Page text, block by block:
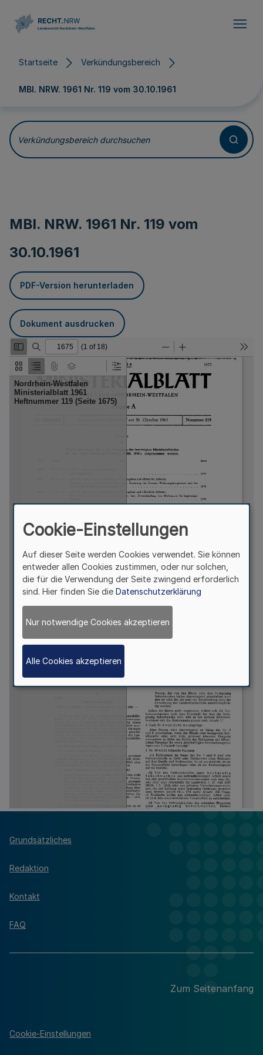
Startseite Verkündungsbereich
MBl. NRW. 1961 Nr. 119 vom 30.10.1961
Verkündungsbereich durchsuchen
MBl. NRW. 1961 Nr. 119 vom
30.10.1961
PDF-Version herunterladen
Dokument ausdrucken
Grundsätzliches
Redaktion
Kontakt
FAQ
Zum Seitenanfang
Cookie-Einstellungen
Cookie-Einstellungen
Auf dieser Seite werden Cookies verwendet. Sie können
entweder allen Cookies zustimmen, oder nur solchen,
die für die Verwendung der Seite zwingend erforderlich
sind. Hier finden Sie die Datenschutzerklärung
Nur notwendige Cookies akzeptieren
Alle Cookies akzeptieren